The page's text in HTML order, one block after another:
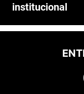
Prazos e entregas
institucional
Quem somos
Politica de